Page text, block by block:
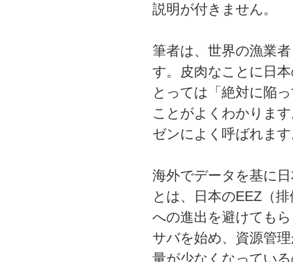
説明が付きません。
筆者は、世界の漁業
す。皮肉なことに日
とっては「絶対に陥
ことがよくわかりま
ゼンによく呼ばれます
海外でデータを基に
とは、日本のEEZ（
への進出を避けても
サバを始め、資源管
量が少なくなってい